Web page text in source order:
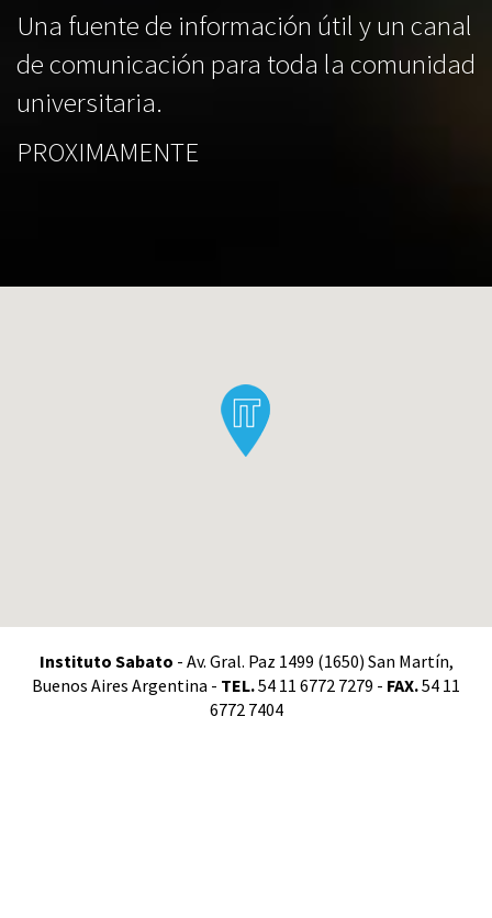
Una fuente de información útil y un canal
de comunicación para toda la comunidad
universitaria.
PROXIMAMENTE
Instituto Sabato - Av. Gral. Paz 1499 (1650) San Martín,
Buenos Aires Argentina - TEL.54 11 6772 7279 - FAX.54 11
6772 7404